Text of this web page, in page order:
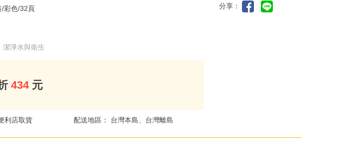
/彩色/32頁
潔淨水與衛生
434 元
利店取貨 配送地區： 台灣本島、台灣離島
分享：